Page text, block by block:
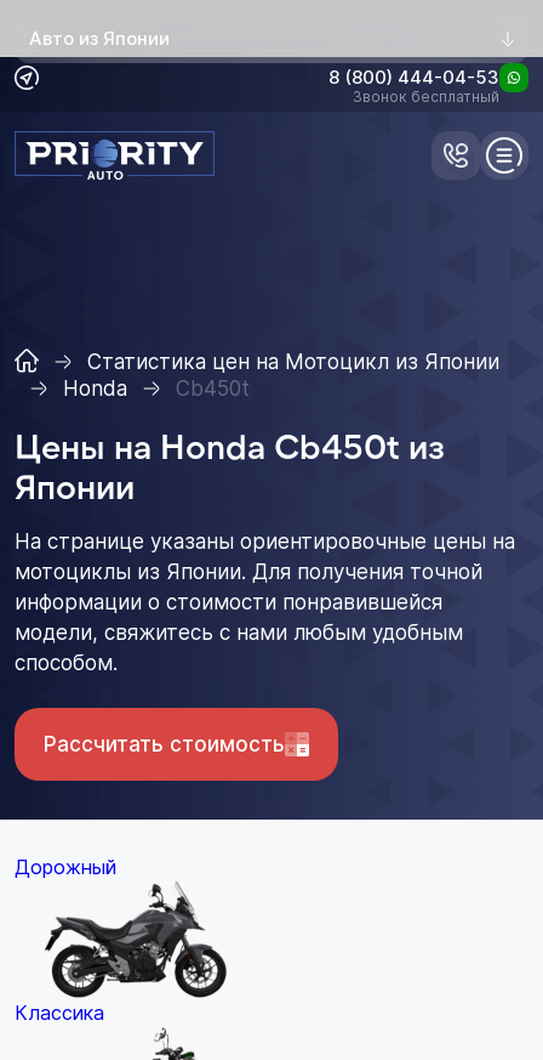
Авто из Японии
8 (800) 444-04-53
Звонок бесплатный
Статистика цен на Мотоцикл из Японии
Honda
Cb450t
Цены на Honda Cb450t из
Японии
На странице указаны ориентировочные цены на
мотоциклы из Японии. Для получения точной
информации о стоимости понравившейся
модели, свяжитесь с нами любым удобным
способом.
Рассчитать стоимость
Дорожный
Классика